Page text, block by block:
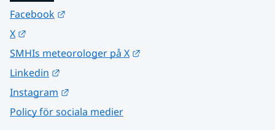
Facebook
X
SMHIs meteorologer på X
Linkedin
Instagram
Policy för sociala medier